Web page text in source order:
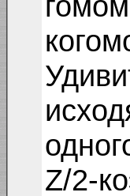
Z/2-